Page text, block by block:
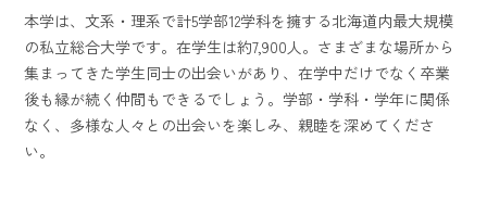
本学は、文系・理系で計5学部12学科を擁する北海道内最大規模
の私立総合大学です。在学生は約7,900人。さまざまな場所から
集まってきた学生同士の出会いがあり、在学中だけでなく卒業
後も縁が続く仲間もできるでしょう。学部・学科・学年に関係
なく、多様な人々との出会いを楽しみ、親睦を深めてくださ
い。